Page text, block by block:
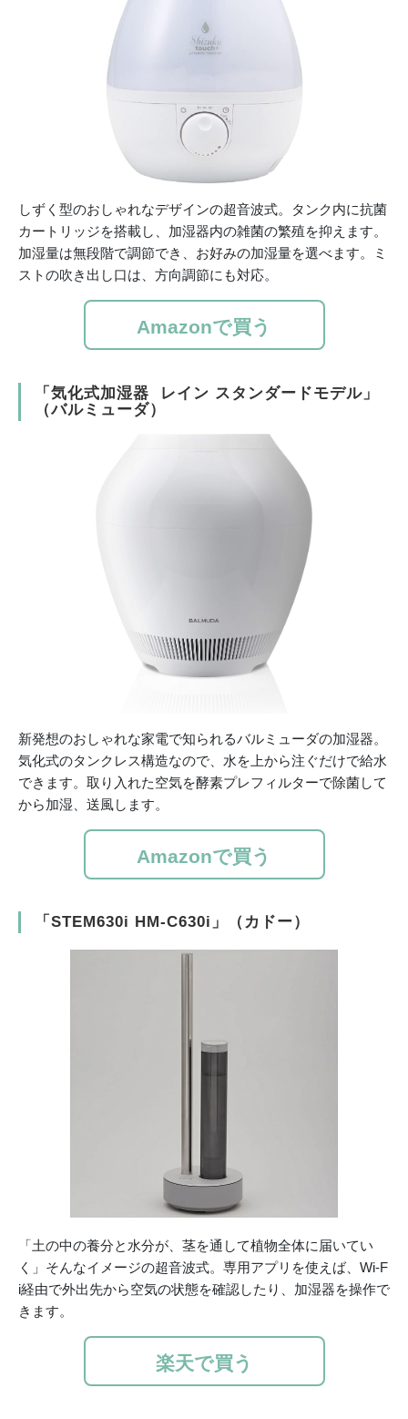
しずく型のおしゃれなデザインの超音波式。タンク内に抗菌
カートリッジを搭載し、加湿器内の雑菌の繁殖を抑えます。
加湿量は無段階で調節でき、お好みの加湿量を選べます。ミ
ストの吹き出し口は、方向調節にも対応。
Amazonで買う
「気化式加湿器 レイン スタンダードモデル」
（バルミューダ）
新発想のおしゃれな家電で知られるバルミューダの加湿器。
気化式のタンクレス構造なので、水を上から注ぐだけで給水
できます。取り入れた空気を酵素プレフィルターで除菌して
から加湿、送風します。
Amazonで買う
「STEM630i HM-C630i」（カドー）
「土の中の養分と水分が、茎を通して植物全体に届いてい
く」そんなイメージの超音波式。専用アプリを使えば、Wi-F
i経由で外出先から空気の状態を確認したり、加湿器を操作で
きます。
楽天で買う